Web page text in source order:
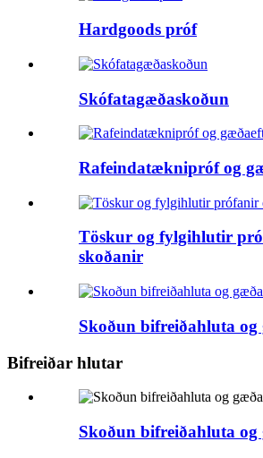
Hardgoods próf
Skófatagæðaskoðun
Rafeindatæknipróf og
Töskur og fylgihlutir
skoðanir
Skoðun bifreiðahluta
Bifreiðar hlutar
Skoðun bifreiðahluta